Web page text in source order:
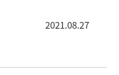
2021.08.27